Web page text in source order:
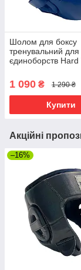
Шолом для боксу
тренувальний для
єдиноборств Hard
1 090 ₴ 1 290 ₴
Купити
Акційні
–16%